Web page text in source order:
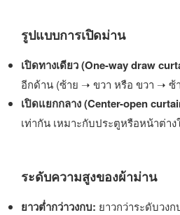
รูปแบบการเปิดม่าน
เปิดทางเดียว (One-way draw
อีกด้าน (ซ้าย ➝ ขวา หรือ ขวา ➝ ซ้
เปิดแยกกลาง (Center-open
เท่ากัน เหมาะกับประตูหรือหน้าต่า
ระดับความสูงของผ้าม่าน
ยาวต่ำกว่าวงกบ: ยาวกว่าระดับวง